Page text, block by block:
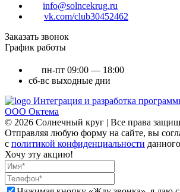
info@solncekrug.ru
vk.com/club30452462
Заказать звонок
График работы
пн-пт 09:00 — 18:00
сб-вс выходные дни
Интеграция и разработка
ООО Октема
© 2026 Солнечный круг | Все права
Отправляя любую форму на сайте, вы
с политикой конфиденциальности
Хочу эту акцию!